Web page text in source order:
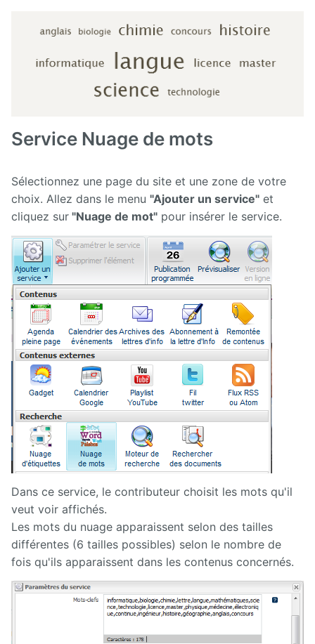
Service Nuage de mots
Sélectionnez une page du site et une zone de votre
choix. Allez dans le menu "Ajouter un service" et
cliquez sur "Nuage de mot" pour insérer le service.
Dans ce service, le contributeur choisit les mots qu'il
veut voir affichés.
Les mots du nuage apparaissent selon des tailles
différentes (6 tailles possibles) selon le nombre de
fois qu'ils apparaissent dans les contenus concernés.